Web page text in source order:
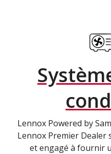
Lennox Powered by
Lennox Premier Dealer
et engagé à fournir